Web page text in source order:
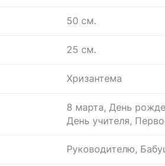
50 см.
25 см.
Хризантема
8 марта, День
День учителя,
Руководителю,